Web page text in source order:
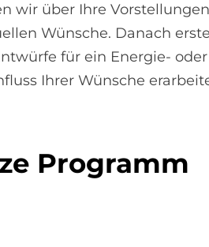
wir über Ihre
Wünsche. Danach
für ein Energie-
Ihrer Wünsche
Pro­gramm